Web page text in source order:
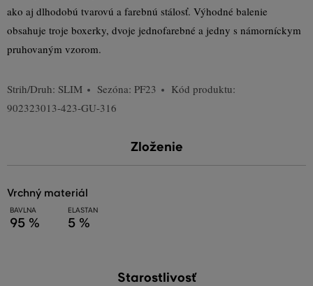
ako aj dlhodobú tvarovú a farebnú stálosť. Výhodné balenie
obsahuje troje boxerky, dvoje jednofarebné a jedny s námorníckym
pruhovaným vzorom.
Strih/Druh: SLIM Sezóna: PF23
Kód produktu:
902323013-423-GU-316
Zloženie
vrchný materiál
BAVLNA
95 %
ELASTAN
5 %
Starostlivosť